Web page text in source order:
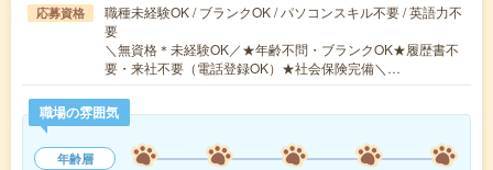
応募資格
職種未経験OK / ブランクOK / パソコンスキル不要 / 英語力不
要
＼無資格＊未経験OK／★年齢不問・ブランクOK★履歴書不
要・来社不要（電話登録OK）★社会保険完備＼…
職場の雰囲気
年齢層